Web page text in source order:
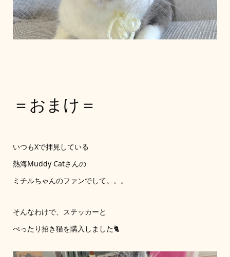
＝おまけ＝
いつもXで拝見している
熱海Muddy Catさんの
ミチルちゃんのファンでして。。。
そんなわけで、ステッカーと
ぺったり招き猫を購入しました🐈